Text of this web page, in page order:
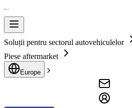
Soluții pentru sectorul autovehiculelor
Piese aftermarket
Europe